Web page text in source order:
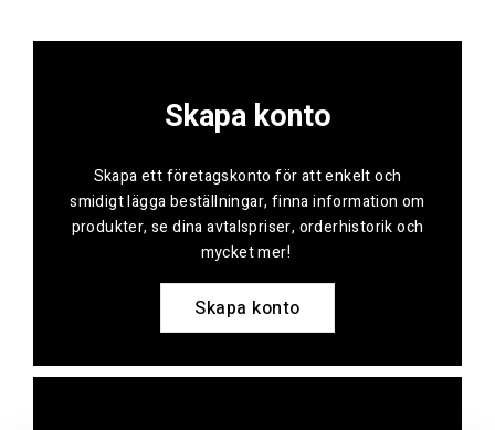
Skapa konto
Skapa ett företagskonto för att enkelt och
smidigt lägga beställningar, finna information om
produkter, se dina avtalspriser, orderhistorik och
mycket mer!
Skapa konto